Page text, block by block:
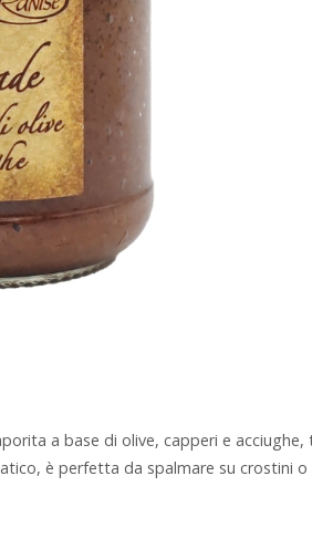
a base di olive, capperi e
è perfetta da spalmare su crostini